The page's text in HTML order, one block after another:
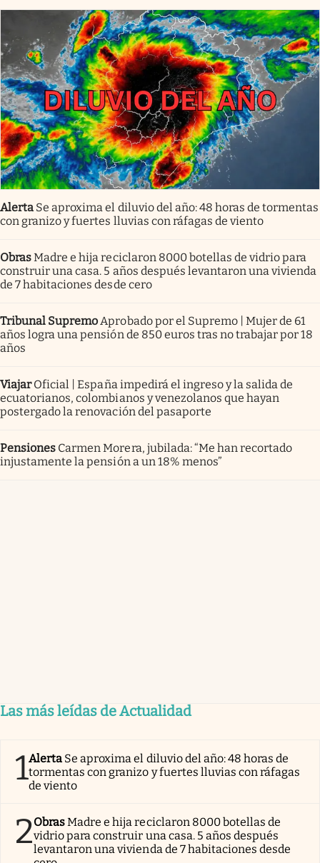
Alerta Se aproxima el diluvio del año: 48 horas de tormentas
con granizo y fuertes lluvias con ráfagas de viento
ObrasMadre e hija reciclaron 8000 botellas de vidrio para
construir una casa. 5 años después levantaron una vivienda
de 7 habitaciones desde cero
Tribunal Supremo Aprobado por el Supremo | Mujer de 61
años logra una pensión de 850 euros tras no trabajar por 18
años
Viajar Oficial | España impedirá el ingreso y la salida de
ecuatorianos, colombianos y venezolanos que hayan
postergado la renovación del pasaporte
Pensiones Carmen Morera, jubilada: “Me han recortado
injustamente la pensión a un 18% menos”
Las más leídas de Actualidad
1Alerta Se aproxima el diluvio del año: 48 horas de
tormentas con granizo y fuertes lluvias con ráfagas
de viento
2ObrasMadre e hija reciclaron 8000 botellas de
vidrio para construir una casa. 5 años después
levantaron una vivienda de 7 habitaciones desde